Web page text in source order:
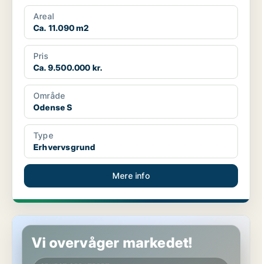
Areal
Ca. 11.090 m2
Pris
Ca. 9.500.000 kr.
Område
Odense S
Type
Erhvervsgrund
Mere info
Erhvervsgrund i Odense S
Vi overvåger markedet!